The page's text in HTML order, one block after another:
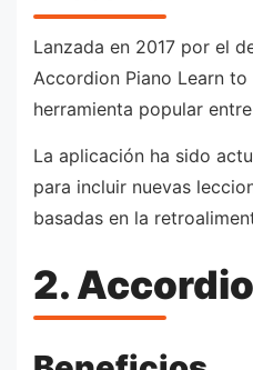
Lanzada en 2017 por el
Accordion Piano Learn to
herramienta popular
La aplicación ha sido
para incluir nuevas
basadas en la
2.